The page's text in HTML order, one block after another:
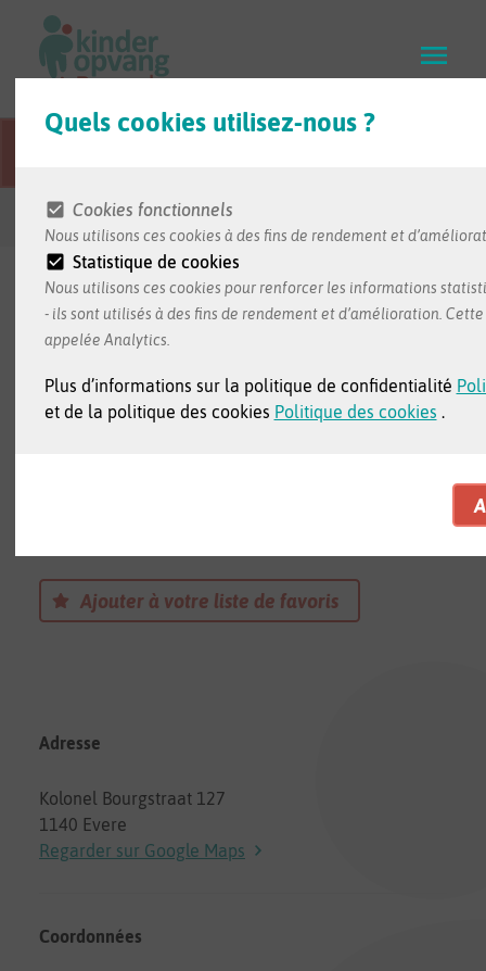
Quels cookies utilisez-nous ?
Cookies fonctionnels
Nous utilisons ces cookies à des fins de rendement et
Statistique de cookies
Nous utilisons ces cookies pour renforcer les informations
- ils sont utilisés à des fins de rendement et d’amélioration.
appelée Analytics.
Plus d’informations sur la politique de confidentialité
et de la politique des cookies Politique des cookies .
Retour aux résultats de recherche
L'information dans cette fiche nous est transmise par
Ajouter à votre liste de favoris
Adresse
Kolonel Bourgstraat 127
1140 Evere
Regarder sur Google Maps
Coordonnées